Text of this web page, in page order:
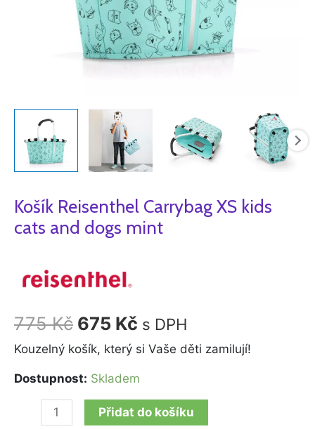
Košík Reisenthel Carrybag XS kids
cats and dogs mint
775Kč 675 Kč s DPH
Kouzelný košík, který si Vaše děti zamilují!
Dostupnost: Skladem
Přidat do košíku